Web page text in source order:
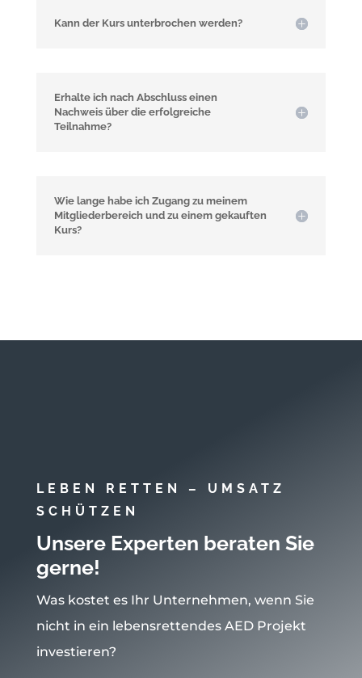
Kann der Kurs unterbrochen werden?
Erhalte ich nach Abschluss einen
Nachweis über die erfolgreiche
Teilnahme?
Wie lange habe ich Zugang zu meinem
Mitgliederbereich und zu einem gekauften
Kurs?
LEBEN RETTEN – UMSATZ
SCHÜTZEN
Unsere Experten beraten Sie
gerne!
Was kostet es Ihr Unternehmen, wenn Sie
nicht in ein lebensrettendes AED Projekt
investieren?